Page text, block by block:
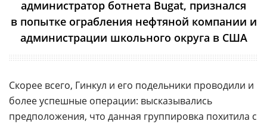
администратор ботнета Bugat, признался
в попытке ограбления нефтяной компании и
администрации школьного округа в США
Скорее всего, Гинкул и его подельники проводили и
более успешные операции: высказывались
предположения, что данная группировка похитила с